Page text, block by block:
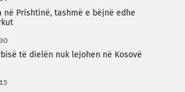
në Prishtinë, tashmë e bëjnë edhe
të dielën nuk lejohen në Kosovë